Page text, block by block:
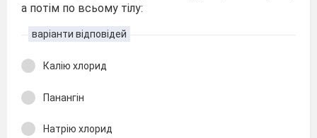
а потім по всьому тілу:
варіанти відповідей
Калію хлорид
Панангін
Натрію хлорид